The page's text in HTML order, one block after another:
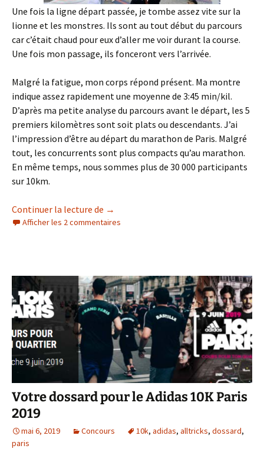
Une fois la ligne départ passée, je tombe assez vite sur la
lionne et les monstres. Ils sont au tout début du parcours
car c’était chaud pour eux d’aller me voir durant la course.
Une fois mon passage, ils fonceront vers l’arrivée.
Malgré la fatigue, mon corps répond présent. Ma montre
indique assez rapidement une moyenne de 3:45 min/kil.
D’après ma petite analyse du parcours avant le départ, les 5
premiers kilomètres sont soit plats ou descendants. J’ai
l’impression d’être au départ du marathon de Paris. Malgré
tout, les concurrents sont plus compacts qu’au marathon.
En même temps, nous sommes plus de 30 000 participants
sur 10km.
Continuer la lecture de Adidas 10k de Paris 2024
→
Afficher les 2 commentaires
Votre dossard pour le Adidas 10K Paris
2019
mai 6, 2019 Concours 10k, adidas, alltricks, dossard,
paris